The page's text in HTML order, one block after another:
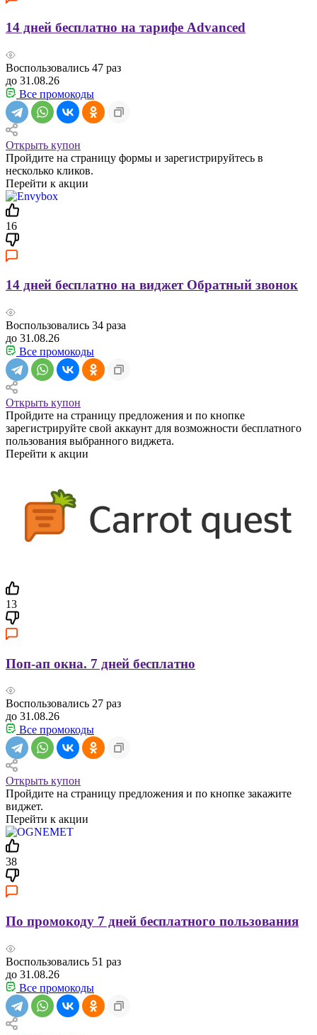
14 дней бесплатно на тарифе Advanced
Воспользовались 47 раз
до 31.08.26
Все промокоды
Открыть купон
Пройдите на страницу формы и зарегистрируйтесь в
несколько кликов.
Перейти к акции
16
14 дней бесплатно на виджет Обратный звонок
Воспользовались 34 раза
до 31.08.26
Все промокоды
Открыть купон
Пройдите на страницу предложения и по кнопке
зарегистрируйте свой аккаунт для возможности бесплатного
пользования выбранного виджета.
Перейти к акции
13
Поп-ап окна. 7 дней бесплатно
Воспользовались 27 раз
до 31.08.26
Все промокоды
Открыть купон
Пройдите на страницу предложения и по кнопке закажите
виджет.
Перейти к акции
38
По промокоду 7 дней бесплатного пользования
Воспользовались 51 раз
до 31.08.26
Все промокоды